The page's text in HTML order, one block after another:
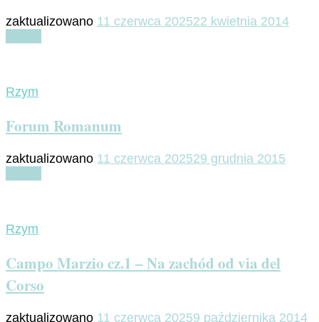
zaktualizowano 11 czerwca 202522 kwietnia 2014
Rzym
Forum Romanum
zaktualizowano 11 czerwca 202529 grudnia 2015
Rzym
Campo Marzio cz.1 – Na zachód od via del
Corso
zaktualizowano 11 czerwca 20259 października 2014